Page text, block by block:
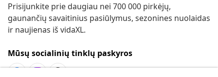
Prisijunkite prie daugiau nei 700 000 pirkėjų,
gaunančių savaitinius pasiūlymus, sezonines nuolaidas
ir naujienas iš vidaXL.
Mūsų socialinių tinklų paskyros